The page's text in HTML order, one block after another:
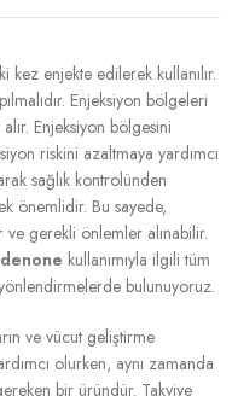
enjekte edilerek kullanılır.
Enjeksiyon bölgeleri
Enjeksiyon bölgesini
riskini azaltmaya yardımcı
sağlık kontrolünden
önemlidir. Bu sayede,
gerekli önlemler alınabilir.
kullanımıyla ilgili tüm
bulunuyoruz.
ve vücut geliştirme
olurken, aynı zamanda
bir üründür. Takviye